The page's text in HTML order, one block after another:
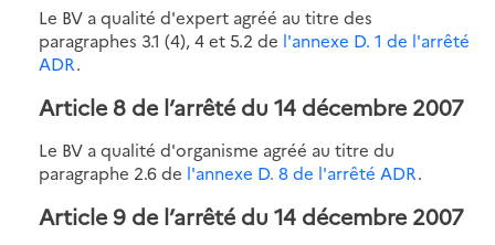
Le BV a qualité d'expert agréé au titre des
paragraphes 3.1 (4), 4 et 5.2 de l'annexe D. 1 de l'arrêté
ADR.
Article 8 de l’arrêté du 14 décembre 2007
Le BV a qualité d'organisme agréé au titre du
paragraphe 2.6 de l'annexe D. 8 de l'arrêté ADR.
Article 9 de l’arrêté du 14 décembre 2007